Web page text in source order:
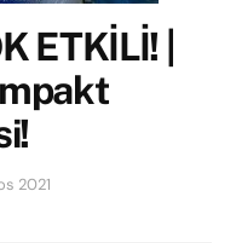
ETKİLİ! |
2021